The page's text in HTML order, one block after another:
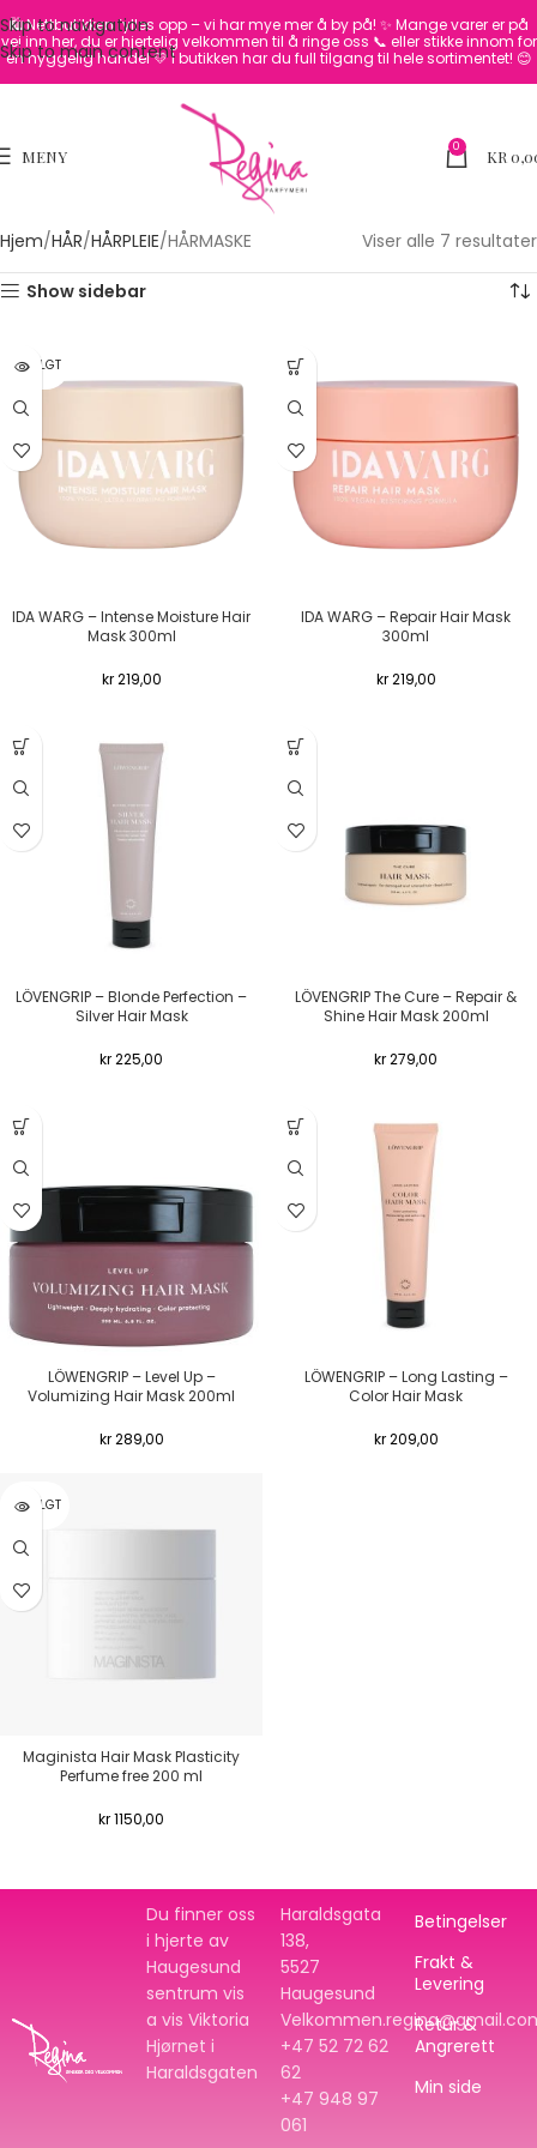
Skip to navigation
Skip to main content
🛍️ Nettbutikken fylles opp – vi har mye mer å by på! ✨ Mange varer er på
vei inn her, du er hjertelig velkommen til å ringe oss 📞 eller stikke innom for
en hyggelig handel 💛I butikken har du full tilgang til hele sortimentet! 😊
MENY 0 KR
Hjem HÅR HÅRPLEIE HÅRMASKE Viser alle 7 resultater
Show sidebar
UTSOLGT
IDA WARG – Intense Moisture Hair
Mask 300ml
kr219,00
IDA WARG – Repair Hair Mask
300ml
kr219,00
LÖVENGRIP – Blonde Perfection –
Silver Hair Mask
kr225,00
LÖVENGRIP The Cure – Repair &
Shine Hair Mask 200ml
kr279,00
LÖWENGRIP – Level Up –
Volumizing Hair Mask 200ml
kr289,00
LÖWENGRIP – Long Lasting –
Color Hair Mask
kr209,00
UTSOLGT
Maginista Hair Mask Plasticity
Perfume free 200 ml
kr1150,00
Du finner oss
i hjerte av
Haugesund
sentrum vis
a vis Viktoria
Hjørnet i
Haraldsgaten
Haraldsgata
138,
5527
Haugesund
+47 52 72 62
62
+47 948 97
061
Betingelser
Frakt &
Levering
Retur &
Angrerett
Min side